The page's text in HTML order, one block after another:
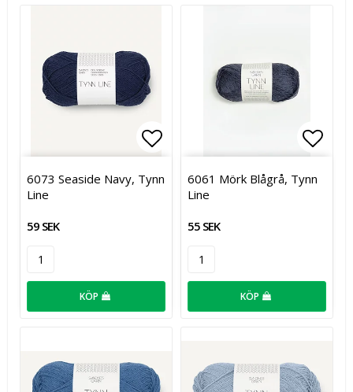
Lägg till i favoritlistan
6073 Seaside Navy, Tynn
Line
59 SEK
KÖP
6061 Mörk Blågrå, Tynn
Line
55 SEK
KÖP